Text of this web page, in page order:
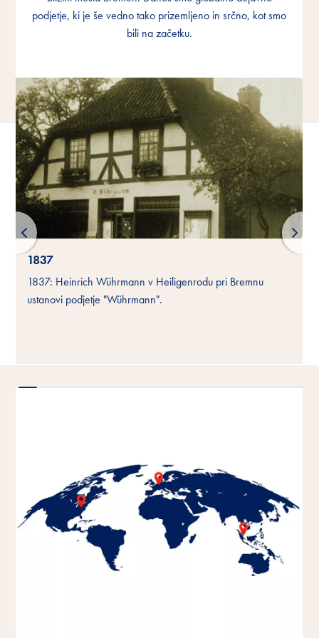
podjetje, ki je še vedno tako prizemljeno in srčno, kot smo
bili na začetku.
podjetje, ki je še vedno tako prizemljeno in srčno, kot smo
bili na začetku.
podjetje, ki je še vedno tako prizemljeno in srčno, kot smo
bili na začetku.
1837
1837: Heinrich Wührmann v Heiligenrodu pri Bremnu
ustanovi podjetje "Wührmann".